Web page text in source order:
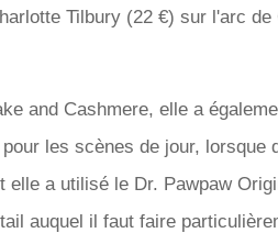
Tilbury (22 €) sur l'arc
and Cashmere, elle a
les scènes de jour, lorsque
elle a utilisé le Dr. Pawpaw
auquel il faut faire